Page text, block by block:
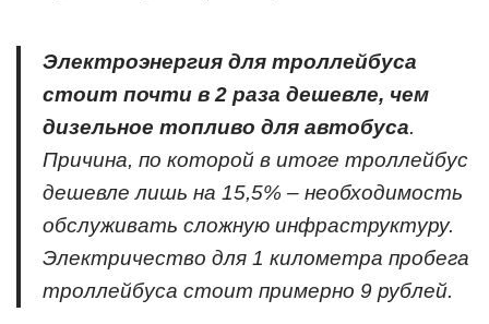
Электроэнергия для троллейбуса
стоит почти в 2 раза дешевле, чем
дизельное топливо для автобуса.
Причина, по которой в итоге троллейбус
дешевле лишь на 15,5% – необходимость
обслуживать сложную инфраструктуру.
Электричество для 1 километра пробега
троллейбуса стоит примерно 9 рублей.